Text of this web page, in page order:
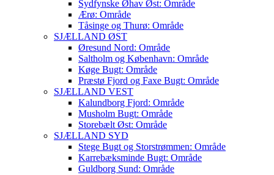
Sydfynske Øhav Øst: Område
Ærø: Område
Tåsinge og Thurø: Område
SJÆLLAND ØST
Øresund Nord: Område
Saltholm og København: Område
Køge Bugt: Område
Præstø Fjord og Faxe Bugt: Område
SJÆLLAND VEST
Kalundborg Fjord: Område
Musholm Bugt: Område
Storebælt Øst: Område
SJÆLLAND SYD
Stege Bugt og Storstrømmen: Område
Karrebæksminde Bugt: Område
Guldborg Sund: Område